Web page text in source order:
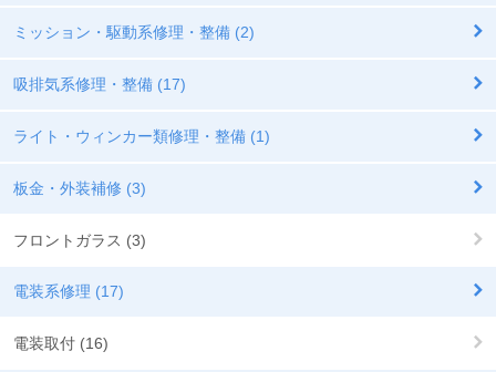
ミッション・駆動系修理・整備 (2)
吸排気系修理・整備 (17)
ライト・ウィンカー類修理・整備 (1)
板金・外装補修 (3)
フロントガラス (3)
電装系修理 (17)
電装取付 (16)